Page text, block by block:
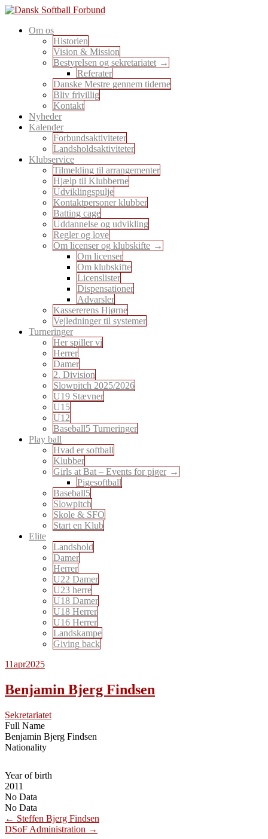
Skip
content
Dansk Softball Forbund
En sport for alle
Om os
Historien
Vision & Mission
Bestyrelsen og sekretariatet
Referater
Danske Mestre gennem tiderne
Bliv frivillig
Kontakt
Nyheder
Kalender
Forbundsaktiviteter
Landsholdsaktiviteter
Klubservice
Tilmelding til arrangementer
Hjælp til Klubberne
Udviklingspulje
Kontaktpersoner klubber
Batting cage
Uddannelse og udvikling
Regler og love
Om licenser og klubskifte
Om licenser
Om klubskifte
Licenslister
Dispensationer
Advarsler
Kassererens Hjørne
Vejledninger til systemer
Turneringer
Her spiller vi
Herrer
Damer
2. Division
Slowpitch 2025/2026
U19 Stævner
U15
U12
Baseball5 Turneringer
Play ball
Hvad er softball
Klubber
Girls at Bat – Events for piger
Pigesoftball
Baseball5
Slowpitch
Skole & SFO
Start en Klub
Elite
Landshold
Damer
Herrer
U22 Damer
U23 herre
U18 Damer
U18 Herrer
U16 Herrer
Landskampe
Giving back
11apr2025
Benjamin Bjerg Findsen
Sekretariatet
Full Name
Benjamin Bjerg Findsen
Nationality
Year of birth
2011
No Data
No Data
Post
navigation
← Steffen Bjerg Findsen
DSoF Administration →